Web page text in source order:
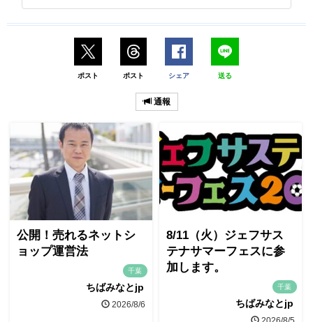
ポスト ポスト シェア 送る
通報
公開！売れるネットシ
ョップ運営法
千葉
ちばみなとjp
2026/8/6
8/11（火）ジェフサス
テナサマーフェスに参
加します。
千葉
ちばみなとjp